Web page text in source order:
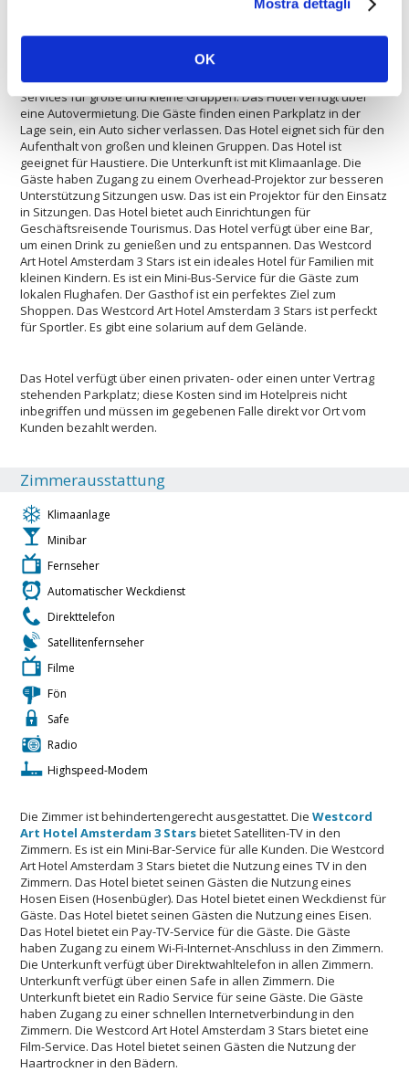
Mostra dettagli
OK
Die Westcord Art Hotel Amsterdam 3 Stars bietet einen
ein Mini-Bus-Service in die Innenstadt. Der Unterkunft eignet sich
besonders zum Sportliebhaber. Das Hotel bietet zahlreiche
Services für große und kleine Gruppen. Das Hotel verfügt über
eine Autovermietung. Die Gäste finden einen Parkplatz in der
Lage sein, ein Auto sicher verlassen. Das Hotel eignet sich für den
Aufenthalt von großen und kleinen Gruppen. Das Hotel ist
geeignet für Haustiere. Die Unterkunft ist mit Klimaanlage. Die
Gäste haben Zugang zu einem Overhead-Projektor zur besseren
Unterstützung Sitzungen usw. Das ist ein Projektor für den Einsatz
in Sitzungen. Das Hotel bietet auch Einrichtungen für
Geschäftsreisende Tourismus. Das Hotel verfügt über eine Bar,
um einen Drink zu genießen und zu entspannen. Das Westcord
Art Hotel Amsterdam 3 Stars ist ein ideales Hotel für Familien mit
kleinen Kindern. Es ist ein Mini-Bus-Service für die Gäste zum
lokalen Flughafen. Der Gasthof ist ein perfektes Ziel zum
Shoppen. Das Westcord Art Hotel Amsterdam 3 Stars ist perfeckt
für Sportler. Es gibt eine solarium auf dem Gelände.
Das Hotel verfügt über einen privaten- oder einen unter Vertrag
stehenden Parkplatz; diese Kosten sind im Hotelpreis nicht
inbegriffen und müssen im gegebenen Falle direkt vor Ort vom
Kunden bezahlt werden.
Zimmerausstattung
Klimaanlage
Minibar
Fernseher
Automatischer Weckdienst
Direkttelefon
Satellitenfernseher
Filme
Fön
Safe
Radio
Highspeed-Modem
Die Zimmer ist behindertengerecht ausgestattet. DieWestcord
Art Hotel Amsterdam 3 Starsbietet Satelliten-TV in den
Zimmern. Es ist ein Mini-Bar-Service für alle Kunden. Die Westcord
Art Hotel Amsterdam 3 Stars bietet die Nutzung eines TV in den
Zimmern. Das Hotel bietet seinen Gästen die Nutzung eines
Hosen Eisen (Hosenbügler). Das Hotel bietet einen Weckdienst für
Gäste. Das Hotel bietet seinen Gästen die Nutzung eines Eisen.
Das Hotel bietet ein Pay-TV-Service für die Gäste. Die Gäste
haben Zugang zu einem Wi-Fi-Internet-Anschluss in den Zimmern.
Die Unterkunft verfügt über Direktwahltelefon in allen Zimmern.
Unterkunft verfügt über einen Safe in allen Zimmern. Die
Unterkunft bietet ein Radio Service für seine Gäste. Die Gäste
haben Zugang zu einer schnellen Internetverbindung in den
Zimmern. Die Westcord Art Hotel Amsterdam 3 Stars bietet eine
Film-Service. Das Hotel bietet seinen Gästen die Nutzung der
Haartrockner in den Bädern.